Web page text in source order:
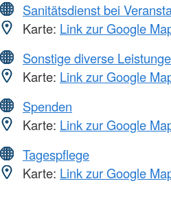
Sanitätsdienst bei
Karte: Link zur Google
Sonstige diverse
Karte: Link zur Google
Spenden
Karte: Link zur Google
Tagespflege
Karte: Link zur Google